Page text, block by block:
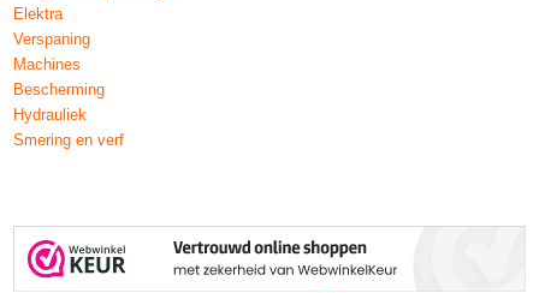
Elektra
Verspaning
Machines
Bescherming
Hydrauliek
Smering en verf